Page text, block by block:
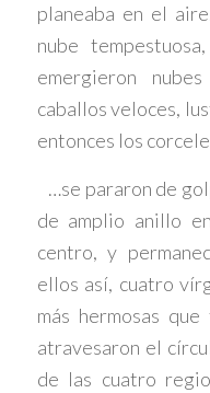
planeaba en el
nube
emergieron
caballos veloces,
entonces los
…se pararon de
de amplio anillo
centro, y
ellos así, cuatro
más hermosas
atravesaron el
de las cuatro